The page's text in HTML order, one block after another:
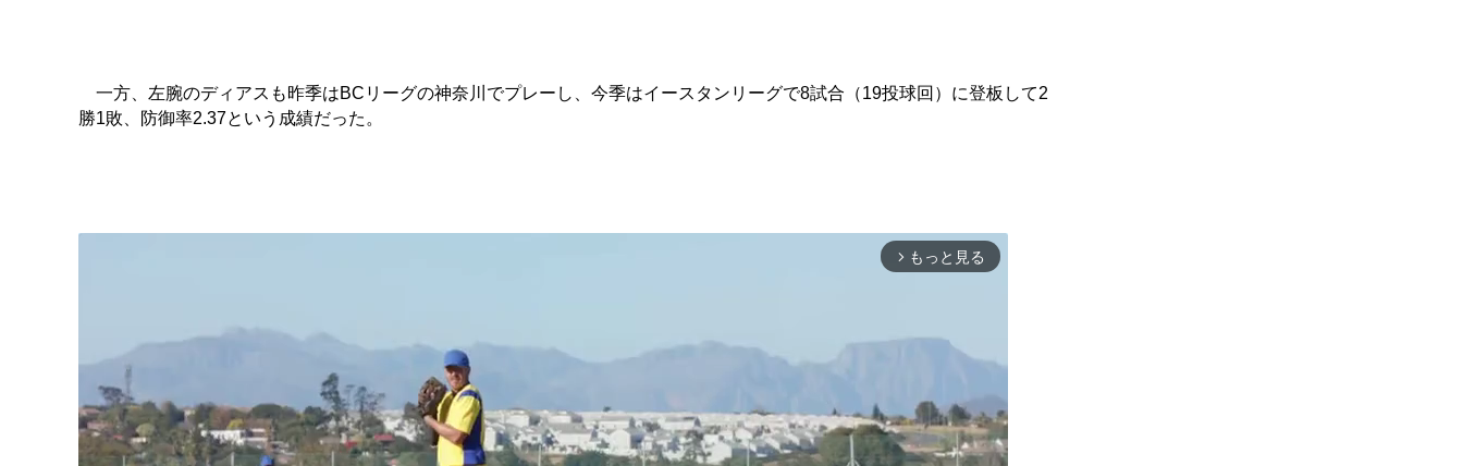
一方、左腕のディアスも昨季はBCリーグの神奈川でプレーし、今季はイースタンリーグで8試合（19投球回）に登板して2
勝1敗、防御率2.37という成績だった。
arrow_forward_ios もっと見る